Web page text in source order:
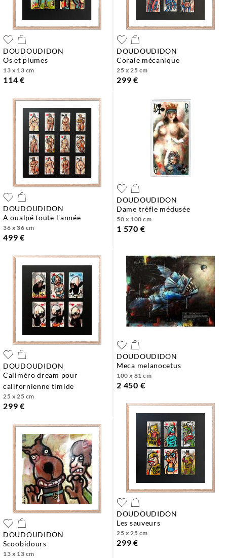
DOUDOUDIDON
os et plumes
13 x 13 cm
114 €
DOUDOUDIDON
corale mécanique
25 x 25 cm
299 €
DOUDOUDIDON
a oualpé toute l'année
36 x 36 cm
499 €
DOUDOUDIDON
dame trèfle médusée
50 x 100 cm
1 570 €
DOUDOUDIDON
caliméro dream pour
californienne timide
25 x 25 cm
299 €
DOUDOUDIDON
meca melanocetus
100 x 81 cm
2 450 €
DOUDOUDIDON
scoobidours
13 x 13 cm
DOUDOUDIDON
les sauveurs
25 x 25 cm
299 €